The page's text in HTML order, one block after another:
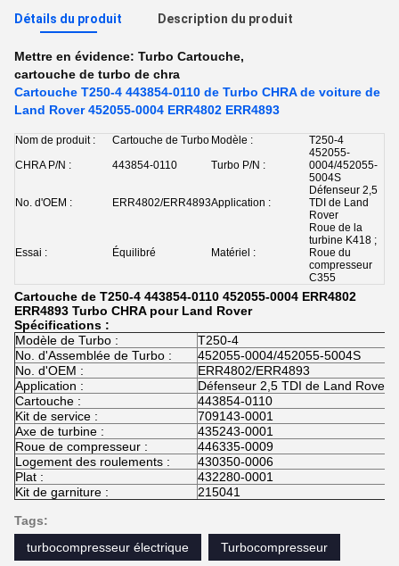
Détails du produit Description du produit
Mettre en évidence: Turbo Cartouche,
cartouche de turbo de chra
Cartouche T250-4 443854-0110 de Turbo CHRA de voiture de
Land Rover 452055-0004 ERR4802 ERR4893
Nom de produit : Cartouche de Turbo Modèle :
T250-4
CHRA P/N :
443854-0110 Turbo P/N :
452055-
0004/452055-
5004S
No. d'OEM :
ERR4802/ERR4893Application :
Défenseur 2,5
TDI de Land
Rover
Essai : Équilibré Matériel :
Roue de la
turbine K418 ;
Roue du
compresseur
C355
Cartouche de T250-4 443854-0110 452055-0004 ERR4802
ERR4893 Turbo CHRA pour Land Rover
Spécifications :
Modèle de Turbo :
T250-4
No. d'Assemblée de Turbo :
452055-0004/452055-5004S
No. d'OEM :
ERR4802/ERR4893
Application :
Défenseur 2,5 TDI de Land Rover
Cartouche :
443854-0110
Kit de service :
709143-0001
Axe de turbine :
435243-0001
Roue de compresseur :
446335-0009
Logement des roulements :
430350-0006
Plat :
432280-0001
Kit de garniture :
215041
Tags:
turbocompresseur électrique
Turbocompresseur